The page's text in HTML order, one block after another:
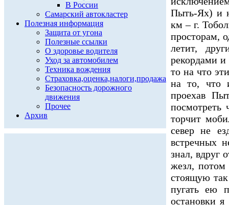
В России
Самарский автокластер
Полезная информация
Защита от угона
Полезные ссылки
О здоровье водителя
Уход за автомобилем
Техника вождения
Страховка,оценка,налоги,продажа
Безопасность дорожного
движения
Прочее
Архив
Пыть-Ях) и
км – г.
просторам,
летит,
рекордами
то на что
на то, что
проехав
посмотреть
торчит
север не
встречных
знал, вдруг
жезл,
стоящую
пугать ею
остановки я